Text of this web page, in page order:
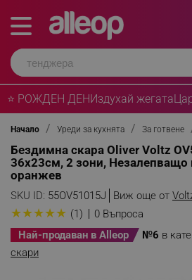
⭐ РОЖДЕН ДЕНИздухай жегата
Начало Уреди за кухнята За готвене
Бездимна скара Oliver Voltz
36x23см, 2 зони, Незалепващо
оранжев
SKU ID: 55OV51015J Виж още от
★★★★★ (1)
0 Въпроса
Най-продаван в Alleop
№6 в
скари